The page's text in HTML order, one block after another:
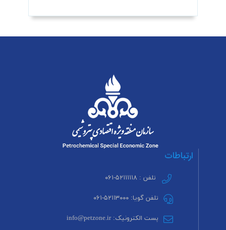
ارتباطات
تلفن : ۵۲۱۱۱۱۱۸-۰۶۱
تلفن گویا: ۵۲۱۱۳۰۰۰-۰۶۱
پست الکترونیک: info@petzone.ir